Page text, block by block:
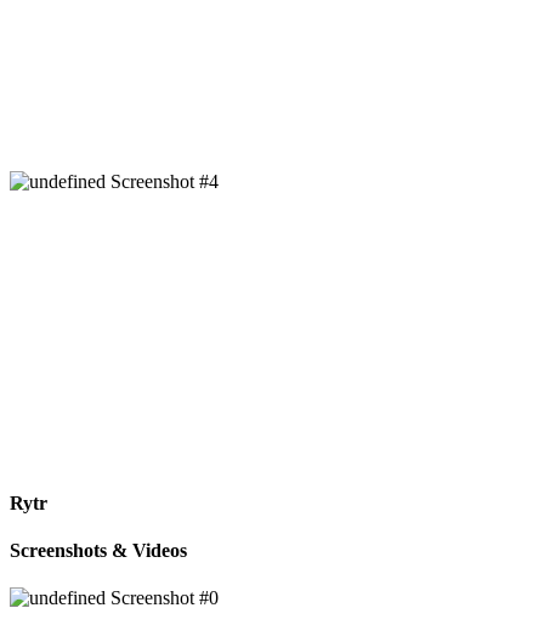
Rytr
Screenshots & Videos